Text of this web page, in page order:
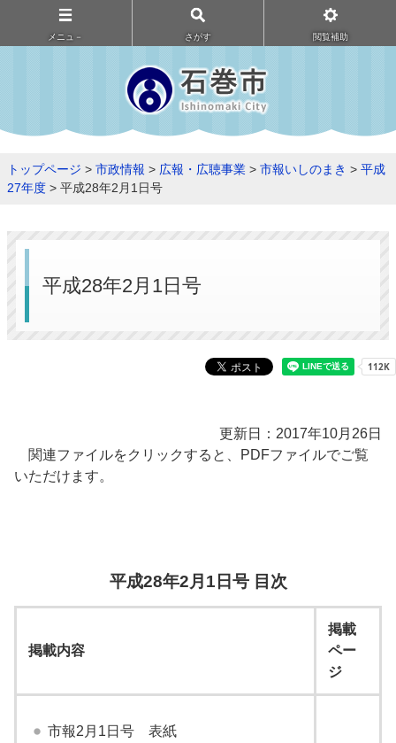
メニュ－ さがす 閲覧補助
トップページ > 市政情報 > 広報・広聴事業 > 市報いしのまき > 平成
27年度 > 平成28年2月1日号
平成28年2月1日号
更新日：2017年10月26日
関連ファイルをクリックすると、PDFファイルでご覧
いただけます。
平成28年2月1日号 目次
掲載内容
掲載
ペー
ジ
市報2月1日号 表紙